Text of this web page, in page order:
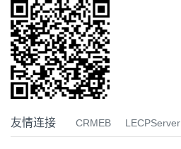
友情连接 CRMEB LECPServer